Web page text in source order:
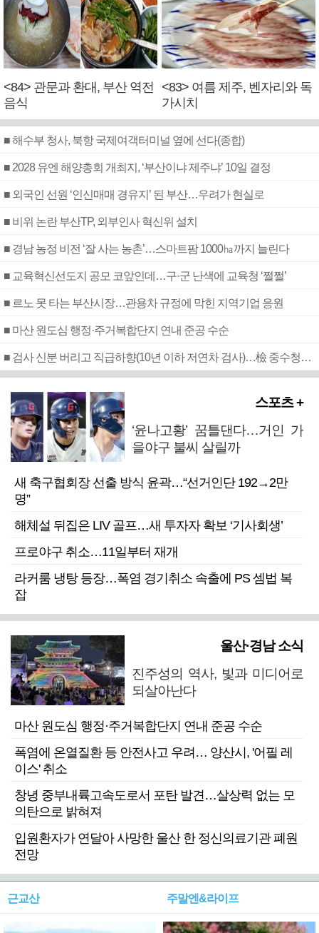
<84> 관문과 환대, 부산 역전
음식
<83> 여름 제주, 벤자리와 독
가시치
■ 해수부 청사, 북항 국제여객터미널 옆에 선다(종합)
■ 2028 유엔 해양총회 개최지, ‘부산이냐 제주냐’ 10일 결정
■ 외국인 선원 ‘인신매매 경유지’ 된 부산…우려가 현실로
■ 비위 논란 부산TP, 외부인사 혁신위 설치
■ 경남 농정 비전 ‘잘 사는 농촌’…스마트팜 1000㏊까지 늘린다
■ 교육혁신선도지 공모 코앞인데…구·군 난색에 교육청 ‘쩔쩔’
■ 르노 못 타는 부산시장…관용차 규정에 막힌 지역기업 응원
■ 마산 원도심 행정·주거복합단지 연내 준공 수순
■ 검사 신분 버리고 직급하향(10년 이하 저연차 검사)…檢 중수청행 기피
스포츠 +
‘윤나고황’ 꿈틀댄다…거인 가
을야구 불씨 살릴까
새 축구협회장 선출 방식 윤곽…“선거인단 192→2만
명”
해체설 뒤집은 LIV 골프…새 투자자 확보 ‘기사회생’
프로야구 취소…11일부터 재개
라커룸 냉탕 등장…폭염 경기취소 속출에 PS 셈법 복
잡
울산·경남 소식
진주성의 역사, 빛과 미디어로
되살아난다
마산 원도심 행정·주거복합단지 연내 준공 수순
폭염에 온열질환 등 안전사고 우려… 양산시, '어필 레
이스' 취소
창녕 중부내륙고속도로서 포탄 발견…살상력 없는 모
의탄으로 밝혀져
입원환자가 연달아 사망한 울산 한 정신의료기관 폐원
전망
근교산 주말엔&라이프